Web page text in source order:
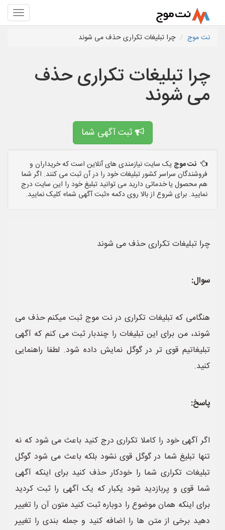
نت موج چرا تبلیغات تکراری حذف می شوند
چرا تبلیغات تکراری حذف
می شوند
ثبت آگهی شما
نت موج یک سایت نیازمندی های آنلاین است که خریداران و
فروشندگان سراسر کشور تبلیغات خود را در آن ثبت می کنند. اگر شما
هم محصول یا خدماتی دارید می توانید تبلیغ خود را این سایت درج
نمایید. برای شروع از بالا روی دکمه «ثبت آگهی شما» کلیک نمایید.
چرا تبلیغات تکراری حذف می شوند
سوال:
هنگامی که تبلیغات تکراری در نت موج ثبت میکنم حذف می
شوند، من برای این تبلیغات را چندبار ثبت می کنم که آگهی
تبلیغاتیم قوی تر در گوگل نمایش داده شود. لطفا راهنمایی
کنید.
پاسخ:
اگر آگهی خود را کاملا تکراری درج کنید باعث می شود که نه
تنها تبلیغ شما در گوگل قوی نشود بلکه باعث می شود گوگل
تبلیغات تکراری شما را خودکار حذف کنید برای اینکه آگهی
شما قوی و پربازدید شود یکبار که یک آگهی را ثبت کردید
برای اینکه همان موضوع را دوباره ثبت کنید متون آن را تغییر
دهید برخی از متن ها را اضافه کنید و جمله بندی را تغییر